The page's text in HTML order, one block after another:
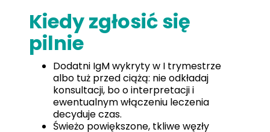
Kiedy zgłosić się
pilnie
Dodatni IgM wykryty w I trymestrze
albo tuż przed ciążą: nie odkładaj
konsultacji, bo o interpretacji i
ewentualnym włączeniu leczenia
decyduje czas.
Świeżo powiększone, tkliwe węzły